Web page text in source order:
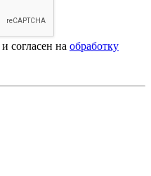
и согласен на обработку